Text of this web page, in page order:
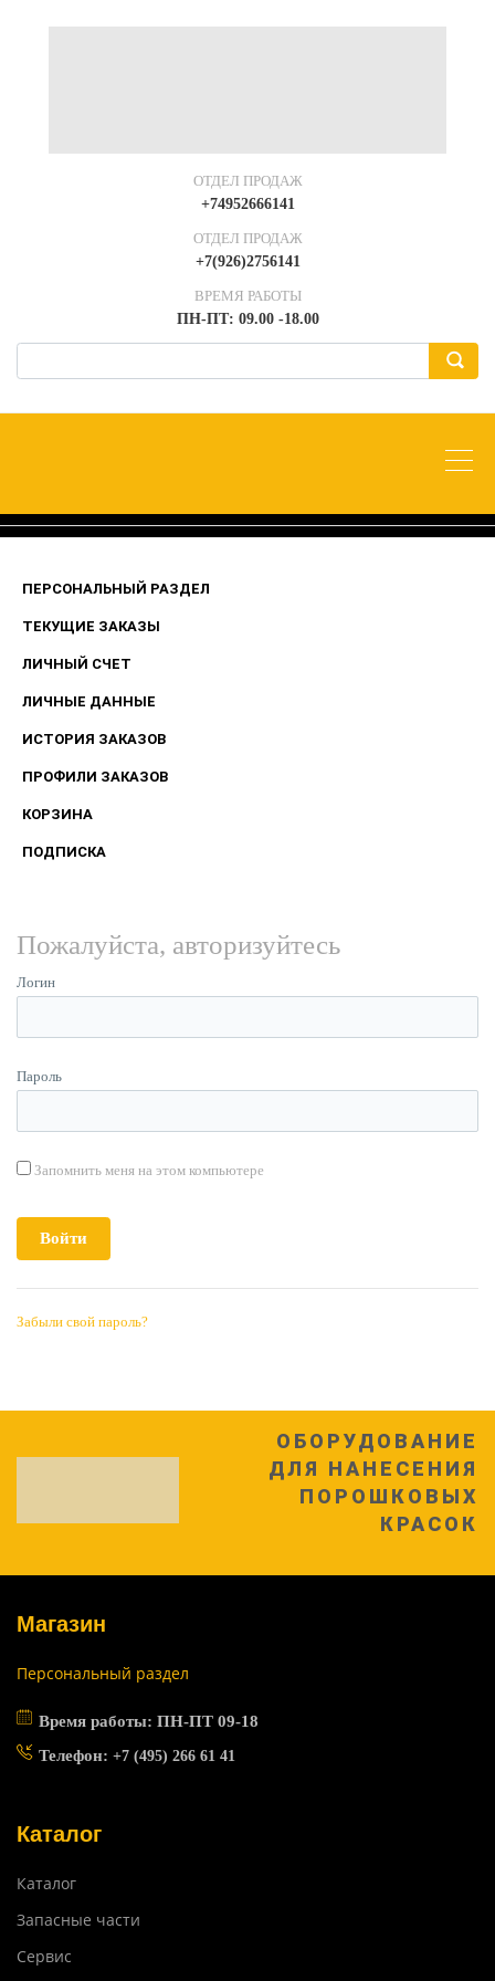
ОТДЕЛ ПРОДАЖ
+74952666141
ОТДЕЛ ПРОДАЖ
+7(926)2756141
ВРЕМЯ РАБОТЫ
ПН-ПТ: 09.00 -18.00
ПЕРСОНАЛЬНЫЙ РАЗДЕЛ
ТЕКУЩИЕ ЗАКАЗЫ
ЛИЧНЫЙ СЧЕТ
ЛИЧНЫЕ ДАННЫЕ
ИСТОРИЯ ЗАКАЗОВ
ПРОФИЛИ ЗАКАЗОВ
КОРЗИНА
ПОДПИСКА
Пожалуйста, авторизуйтесь
Логин
Пароль
Запомнить меня на этом компьютере
Забыли свой пароль?
ОБОРУДОВАНИЕ
ДЛЯ НАНЕСЕНИЯ
ПОРОШКОВЫХ
КРАСОК
Магазин
Персональный раздел
Время работы: ПН-ПТ 09-18
Телефон: +7 (495) 266 61 41
Каталог
Каталог
Запасные части
Сервис